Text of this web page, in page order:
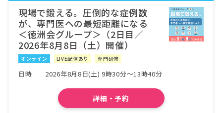
現場で鍛える。圧倒的な症例数
が、専門医への最短距離になる
＜徳洲会グループ＞（2日目／
2026年8月8日（土）開催）
オンライン LIVE配信あり 専門研修
日時 2026年8月8日(土) 9時30分～13時40分
詳細・予約